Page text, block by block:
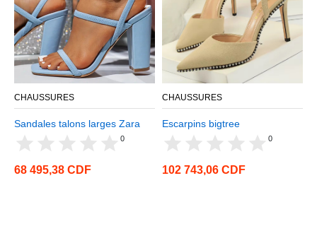
CHAUSSURES
Sandales talons larges Zara
0
68 495,38 CDF
CHAUSSURES
Escarpins bigtree
0
102 743,06 CDF